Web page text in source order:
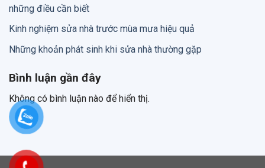
những điều cần biết
Kinh nghiệm sửa nhà trước mùa mưa hiệu quả
Những khoản phát sinh khi sửa nhà thường gặp
Bình luận gần đây
Không có bình luận nào để hiển thị.